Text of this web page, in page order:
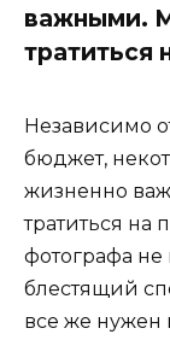
важными.
тратиться
Независимо
бюджет,
жизненно
тратиться на
фотографа
блестящий
все же нужен